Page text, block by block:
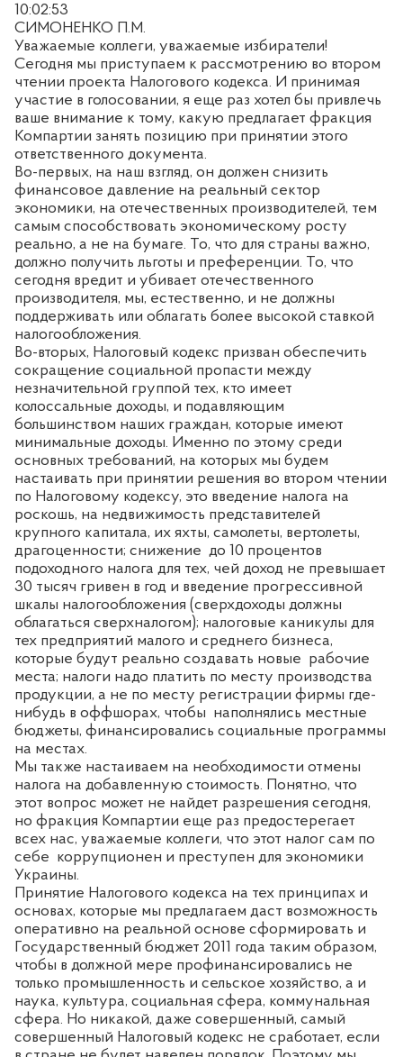
10:02:53
СИМОНЕНКО П.М.
Уважаемые коллеги, уважаемые избиратели!
Сегодня мы приступаем к рассмотрению во втором
чтении проекта Налогового кодекса. И принимая
участие в голосовании, я еще раз хотел бы привлечь
ваше внимание к тому, какую предлагает фракция
Компартии занять позицию при принятии этого
ответственного документа.
Во-первых, на наш взгляд, он должен снизить
финансовое давление на реальный сектор
экономики, на отечественных производителей, тем
самым способствовать экономическому росту
реально, а не на бумаге. То, что для страны важно,
должно получить льготы и преференции. То, что
сегодня вредит и убивает отечественного
производителя, мы, естественно, и не должны
поддерживать или облагать более высокой ставкой
налогообложения.
Во-вторых, Налоговый кодекс призван обеспечить
сокращение социальной пропасти между
незначительной группой тех, кто имеет
колоссальные доходы, и подавляющим
большинством наших граждан, которые имеют
минимальные доходы. Именно по этому среди
основных требований, на которых мы будем
настаивать при принятии решения во втором чтении
по Налоговому кодексу, это введение налога на
роскошь, на недвижимость представителей
крупного капитала, их яхты, самолеты, вертолеты,
драгоценности; снижение до 10 процентов
подоходного налога для тех, чей доход не превышает
30 тысяч гривен в год и введение прогрессивной
шкалы налогообложения (сверхдоходы должны
облагаться сверхналогом); налоговые каникулы для
тех предприятий малого и среднего бизнеса,
которые будут реально создавать новые рабочие
места; налоги надо платить по месту производства
продукции, а не по месту регистрации фирмы где-
нибудь в оффшорах, чтобы наполнялись местные
бюджеты, финансировались социальные программы
на местах.
Мы также настаиваем на необходимости отмены
налога на добавленную стоимость. Понятно, что
этот вопрос может не найдет разрешения сегодня,
но фракция Компартии еще раз предостерегает
всех нас, уважаемые коллеги, что этот налог сам по
себе коррупционен и преступен для экономики
Украины.
Принятие Налогового кодекса на тех принципах и
основах, которые мы предлагаем даст возможность
оперативно на реальной основе сформировать и
Государственный бюджет 2011 года таким образом,
чтобы в должной мере профинансировались не
только промышленность и сельское хозяйство, а и
наука, культура, социальная сфера, коммунальная
сфера. Но никакой, даже совершенный, самый
совершенный Налоговый кодекс не сработает, если